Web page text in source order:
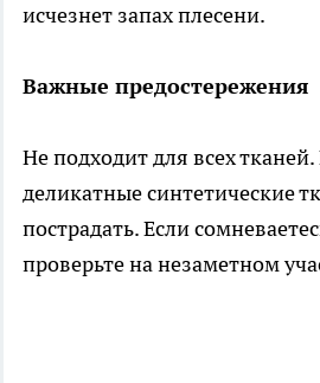
исчезнет запах плесени.
Важные предостережения
Не подходит для всех
деликатные синтетические
пострадать. Если
проверьте на незаметном